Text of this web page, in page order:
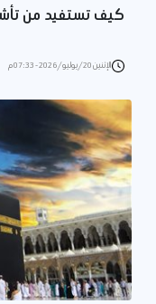
كيف تستفيد من
الإثنين 20/يوليو/2026 - 07:33 م